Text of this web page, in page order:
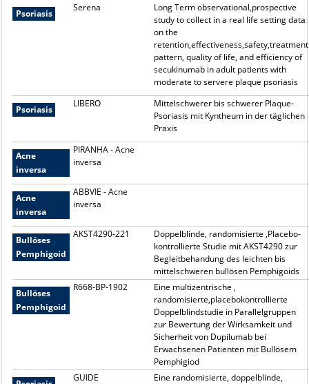
Psoriasis
Serena
Long Term observational,prospective
study to collect in a real life setting data
on the
retention,effectiveness,safety,treatment
pattern, quality of life, and efficiency of
secukinumab in adult patients with
moderate to servere plaque psoriasis
Psoriasis
LIBERO
Mittelschwerer bis schwerer Plaque-
Psoriasis mit Kyntheum in der täglichen
Praxis
Acne
inversa
PIRANHA - Acne
inversa
Acne
inversa
ABBVIE - Acne
inversa
Bullöses
Pemphigoid
AKST4290-221
Doppelblinde, randomisierte ,Placebo-
kontrollierte Studie mit AKST4290 zur
Begleitbehandung des leichten bis
mittelschweren bullösen Pemphigoids
Bullöses
Pemphigoid
R668-BP-1902
Eine multizentrische ,
randomisierte,placebokontrollierte
Doppelblindstudie in Parallelgruppen
zur Bewertung der Wirksamkeit und
Sicherheit von Dupilumab bei
Erwachsenen Patienten mit Bullösem
Pemphigiod
GUIDE
Eine randomisierte, doppelblinde,